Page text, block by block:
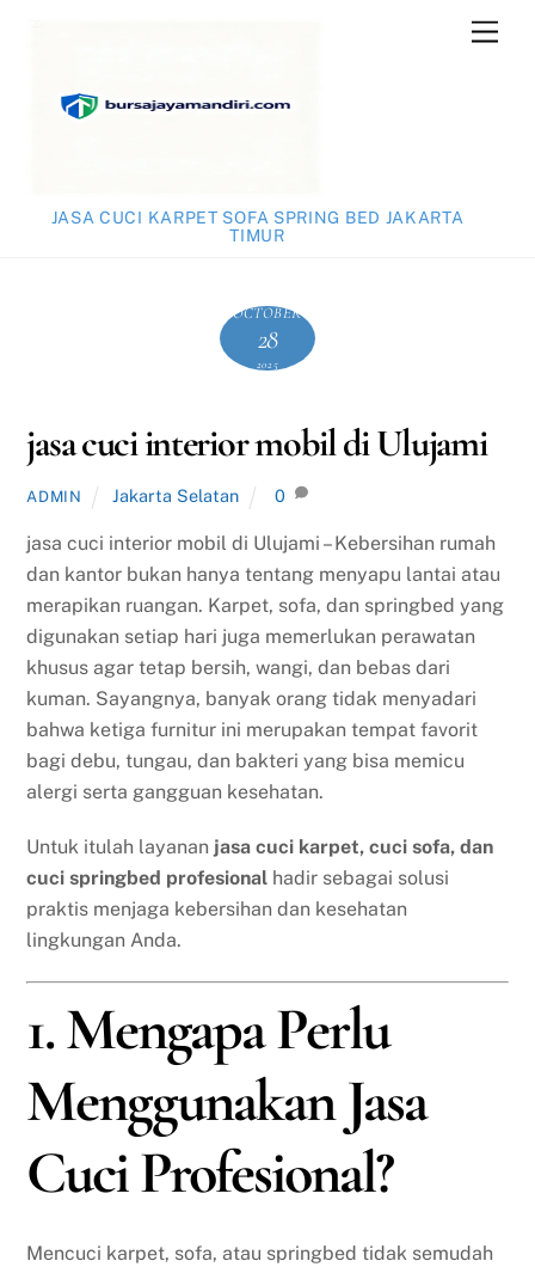
JASA CUCI KARPET SOFA SPRING BED JAKARTA
TIMUR
OCTOBER
28
2025
jasa cuci interior mobil di Ulujami
ADMIN Jakarta Selatan 0
jasa cuci interior mobil di Ulujami – Kebersihan rumah
dan kantor bukan hanya tentang menyapu lantai atau
merapikan ruangan. Karpet, sofa, dan springbed yang
digunakan setiap hari juga memerlukan perawatan
khusus agar tetap bersih, wangi, dan bebas dari
kuman. Sayangnya, banyak orang tidak menyadari
bahwa ketiga furnitur ini merupakan tempat favorit
bagi debu, tungau, dan bakteri yang bisa memicu
alergi serta gangguan kesehatan.
Untuk itulah layanan jasa cuci karpet, cuci sofa, dan
cuci springbed profesional hadir sebagai solusi
praktis menjaga kebersihan dan kesehatan
lingkungan Anda.
1. Mengapa Perlu
Menggunakan Jasa
Cuci Profesional?
Mencuci karpet, sofa, atau springbed tidak semudah